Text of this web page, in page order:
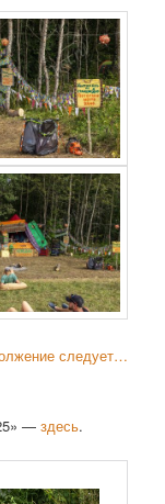
следует…
—здесь.